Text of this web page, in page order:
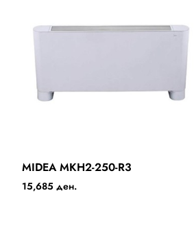
MIDEA MKH2-250-R3
15,685 ден.